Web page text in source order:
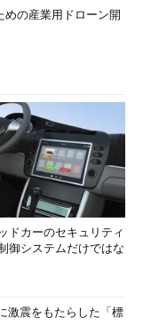
の産業用ドローン開
ドカーのセキュリティ
御システムだけではな
激震をもたらした「標